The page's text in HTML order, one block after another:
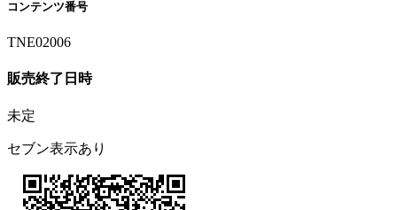
コンテンツ番号
TNE02006
販売終了日時
未定
セブン表示あり